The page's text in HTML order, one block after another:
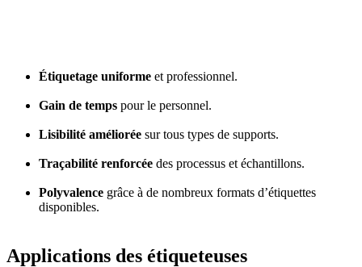
Étiquetage uniforme et professionnel.
Gain de temps pour le personnel.
Lisibilité améliorée sur tous types de supports.
Traçabilité renforcée des processus et échantillons.
Polyvalence grâce à de nombreux formats d’étiquettes
disponibles.
Applications des étiqueteuses